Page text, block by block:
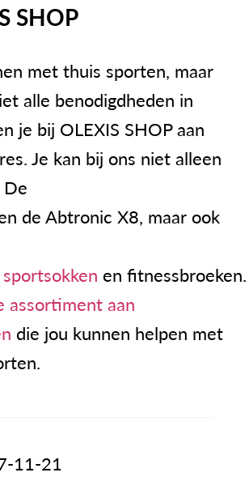
SHOP
metthuis sporten, maar
alle benodigdheden in
je bij OLEXIS SHOP aan
Je kan bij ons niet alleen
De
deAbtronic X8, maar ook
sportsokken en fitnessbroeken
assortiment aan
die jou kunnen helpen met
.
11-21